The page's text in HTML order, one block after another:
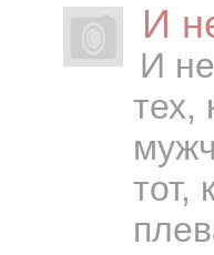
И
И
тех,
тот,